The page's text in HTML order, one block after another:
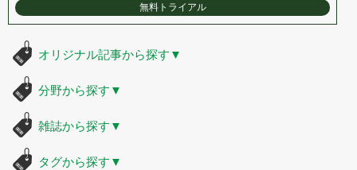
無料トライアル
オリジナル記事から探す ▼
分野から探す ▼
雑誌から探す ▼
タグから探す ▼